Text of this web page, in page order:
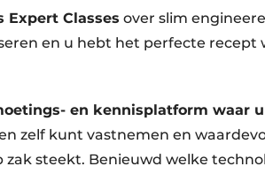
Expert Classes over slim
en u hebt het perfecte recept
en kennisplatform waar
zelf kunt vastnemen en
zak steekt. Benieuwd welke